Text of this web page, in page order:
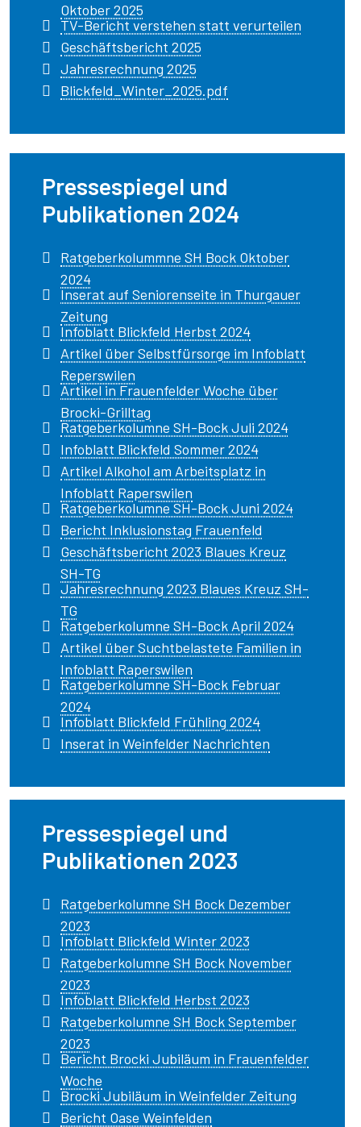
Oktober 2025
TV-Bericht verstehen statt verurteilen
Geschäftsbericht 2025
Jahresrechnung 2025
Blickfeld_Winter_2025.pdf
Pressespiegel und
Publikationen 2024
Ratgeberkolummne SH Bock Oktober
2024
Inserat auf Seniorenseite in Thurgauer
Zeitung
Infoblatt Blickfeld Herbst 2024
Artikel über Selbstfürsorge im Infoblatt
Reperswilen
Artikel in Frauenfelder Woche über
Brocki-Grilltag
Ratgeberkolumne SH-Bock Juli 2024
Infoblatt Blickfeld Sommer 2024
Artikel Alkohol am Arbeitsplatz in
Infoblatt Raperswilen
Ratgeberkolumne SH-Bock Juni 2024
Bericht Inklusionstag Frauenfeld
Geschäftsbericht 2023 Blaues Kreuz
SH-TG
Jahresrechnung 2023 Blaues Kreuz SH-
TG
Ratgeberkolumne SH-Bock April 2024
Artikel über Suchtbelastete Familien in
Infoblatt Raperswilen
Ratgeberkolumne SH-Bock Februar
2024
Infoblatt Blickfeld Frühling 2024
Inserat in Weinfelder Nachrichten
Pressespiegel und
Publikationen 2023
Ratgeberkolumne SH Bock Dezember
2023
Infoblatt Blickfeld Winter 2023
Ratgeberkolumne SH Bock November
2023
Infoblatt Blickfeld Herbst 2023
Ratgeberkolumne SH Bock September
2023
Bericht Brocki Jubiläum in Frauenfelder
Woche
Brocki Jubiläum in Weinfelder Zeitung
Bericht Oase Weinfelden